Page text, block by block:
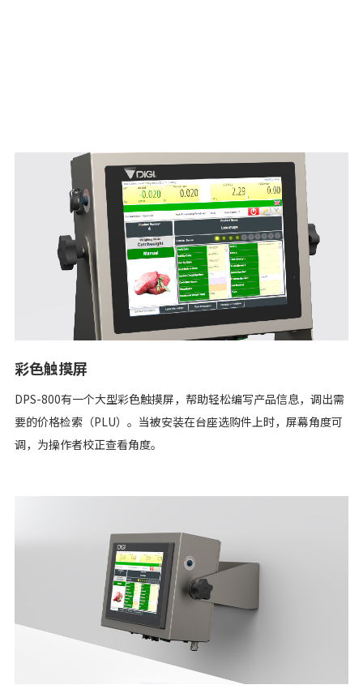
彩色触摸屏
DPS-800有一个大型彩色触摸屏，帮助轻松编写产品信息，调出需
要的价格检索（PLU）。当被安装在台座选购件上时，屏幕角度可
调，为操作者校正查看角度。